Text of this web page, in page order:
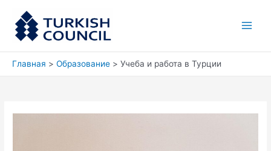
содержимому
Главная Образование Учеба и работа в Турции